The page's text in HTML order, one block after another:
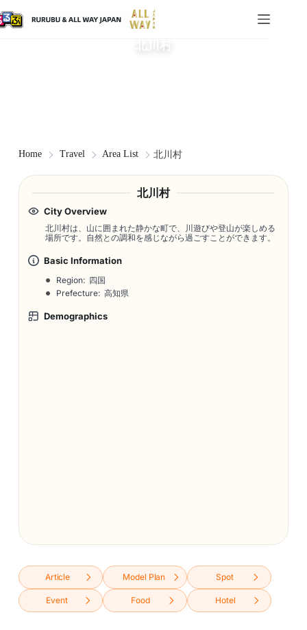
北川村
Home Travel Area List 北川村
北川村
City Overview
北川村は、山に囲まれた静かな町で、川遊びや登山が楽しめる
場所です。自然との調和を感じながら過ごすことができます。
Basic Information
Region: 四国
Prefecture: 高知県
Demographics
Article Model Plan Spot
Event Food Hotel